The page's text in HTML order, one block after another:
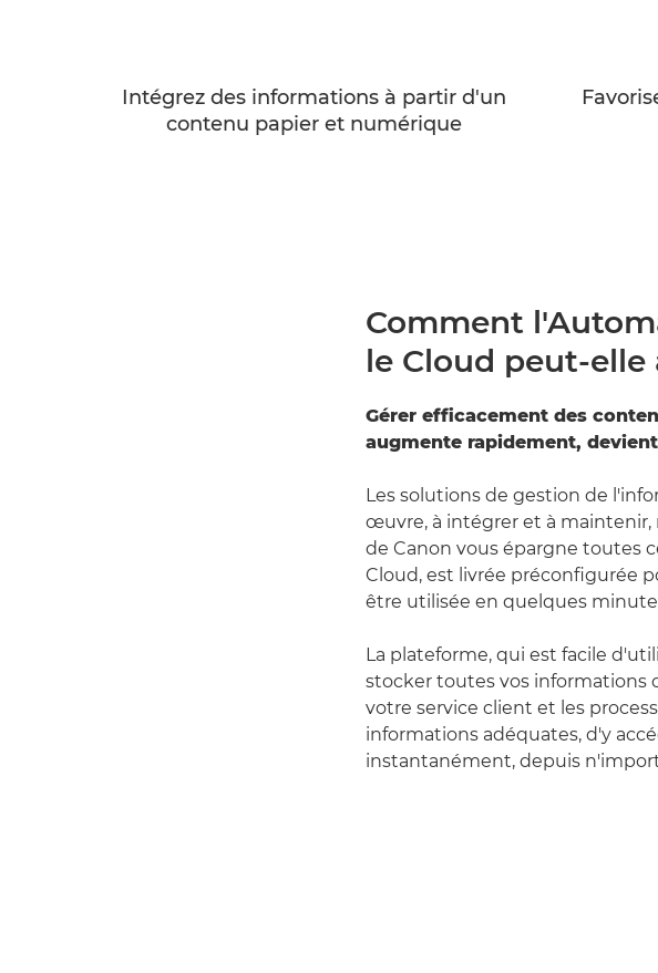
Intégrez des informations à partir d'un
contenu papier et numérique
Comment
le Cloud peut-
Gérer efficacement des
augmente rapidement,
Les solutions de gestion de
œuvre, à intégrer et à maintenir,
de Canon vous épargne toutes
Cloud, est livrée préconfigurée
être utilisée en quelques
La plateforme, qui est facile
stocker toutes vos informations
votre service client et les
informations adéquates, d'y
instantanément, depuis